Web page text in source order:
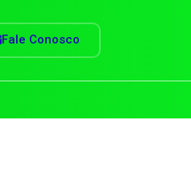
Fale Conosco